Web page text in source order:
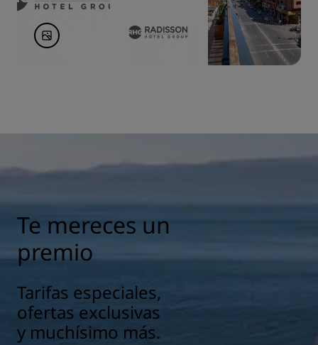
Te mereces un
premio
Tarifas especiales,
ofertas exclusivas
y muchísimo más.